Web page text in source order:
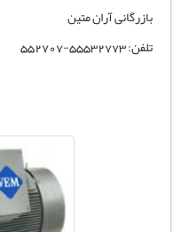
بازرگانی آران متین
تلفن: 55532773-552707